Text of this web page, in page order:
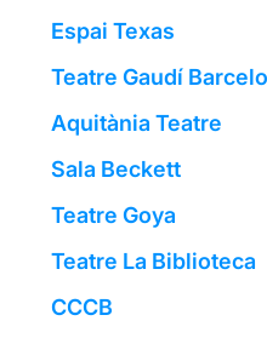
Espai Texas
Teatre Gaudí
Aquitània Teatre
Sala Beckett
Teatre Goya
Teatre La Biblioteca
CCCB